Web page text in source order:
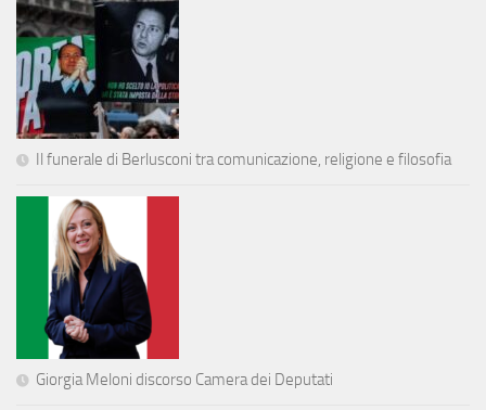
Il funerale di Berlusconi tra comunicazione, religione e filosofia
Giorgia Meloni discorso Camera dei Deputati